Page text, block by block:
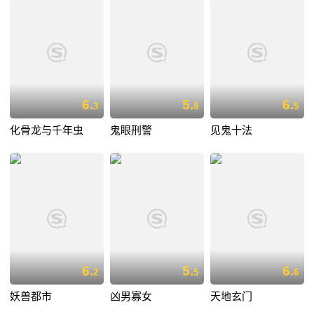
6.3
化骨龙与千年虫
5.8
鬼眼刑警
6.5
见鬼十法
6.2
妖兽都市
5.5
凶男寡女
6.6
天地玄门